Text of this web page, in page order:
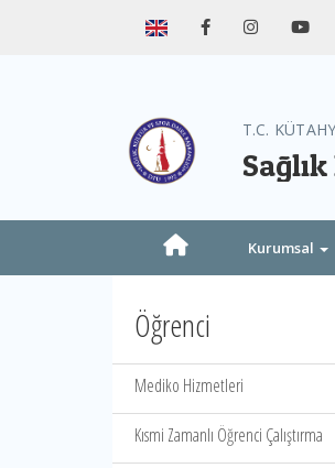
T.C.
Kurumsal
Öğrenci
Mediko Hizmetleri
Kısmi Zamanlı Öğrenci Çalıştırma